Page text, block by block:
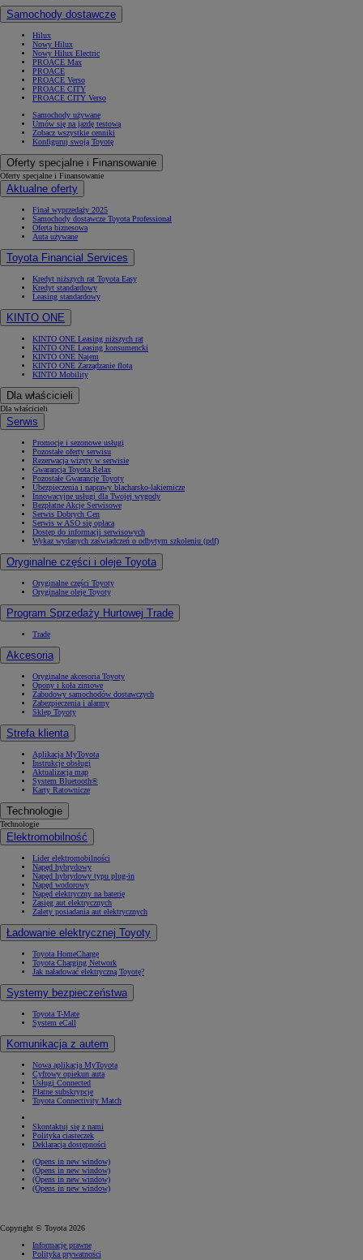
Samochody dostawcze
Hilux
Nowy Hilux
Nowy Hilux Electric
PROACE Max
PROACE
PROACE Verso
PROACE CITY
PROACE CITY Verso
Samochody używane
Umów się na jazdę testową
Zobacz wszystkie cenniki
Konfiguruj swoją Toyotę
Oferty specjalne i Finansowanie
Oferty specjalne i Finansowanie
Aktualne oferty
Finał wyprzedaży 2025
Samochody dostawcze Toyota Professional
Oferta biznesowa
Auta używane
Toyota Financial Services
Kredyt niższych rat Toyota Easy
Kredyt standardowy
Leasing standardowy
KINTO ONE
KINTO ONE Leasing niższych rat
KINTO ONE Leasing konsumencki
KINTO ONE Najem
KINTO ONE Zarządzanie flotą
KINTO Mobility
Dla właścicieli
Dla właścicieli
Serwis
Promocje i sezonowe usługi
Pozostałe oferty serwisu
Rezerwacja wizyty w serwisie
Gwarancja Toyota Relax
Pozostałe Gwarancje Toyoty
Ubezpieczenia i naprawy blacharsko-lakiernicze
Innowacyjne usługi dla Twojej wygody
Bezpłatne Akcje Serwisowe
Serwis Dobrych Cen
Serwis w ASO się opłaca
Dostęp do informacji serwisowych
Wykaz wydanych zaświadczeń o odbytym szkoleniu (pdf)
Oryginalne części i oleje Toyota
Oryginalne części Toyoty
Oryginalne oleje Toyoty
Program Sprzedaży Hurtowej Trade
Trade
Akcesoria
Oryginalne akcesoria Toyoty
Opony i koła zimowe
Zabudowy samochodów dostawczych
Zabezpieczenia i alarmy
Sklep Toyoty
Strefa klienta
Aplikacja MyToyota
Instrukcje obsługi
Aktualizacja map
System Bluetooth®
Karty Ratownicze
Technologie
Technologie
Elektromobilność
Lider elektromobilności
Napęd hybrydowy
Napęd hybrydowy typu plug-in
Napęd wodorowy
Napęd elektryczny na baterię
Zasięg aut elektrycznych
Zalety posiadania aut elektrycznych
Ładowanie elektrycznej Toyoty
Toyota HomeCharge
Toyota Charging Network
Jak naładować elektryczną Toyotę?
Systemy bezpieczeństwa
Toyota T-Mate
System eCall
Komunikacja z autem
Nowa aplikacja MyToyota
Cyfrowy opiekun auta
Usługi Connected
Płatne subskrypcje
Toyota Connectivity Match
Skontaktuj się z nami
Polityka ciasteczek
Deklaracja dostępności
(Opens in new window)
(Opens in new window)
(Opens in new window)
(Opens in new window)
Copyright © Toyota 2026
Informacje prawne
Polityka prywatności